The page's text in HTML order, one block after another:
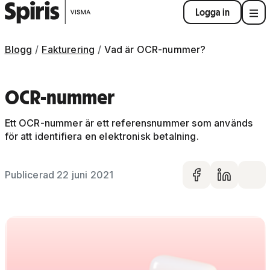
Logga in
Blogg Fakturering Vad är OCR-nummer?
OCR-nummer
Ett OCR-nummer är ett referensnummer som används
för att identifiera en elektronisk betalning.
Publicerad 22 juni 2021 Dela på
Dela